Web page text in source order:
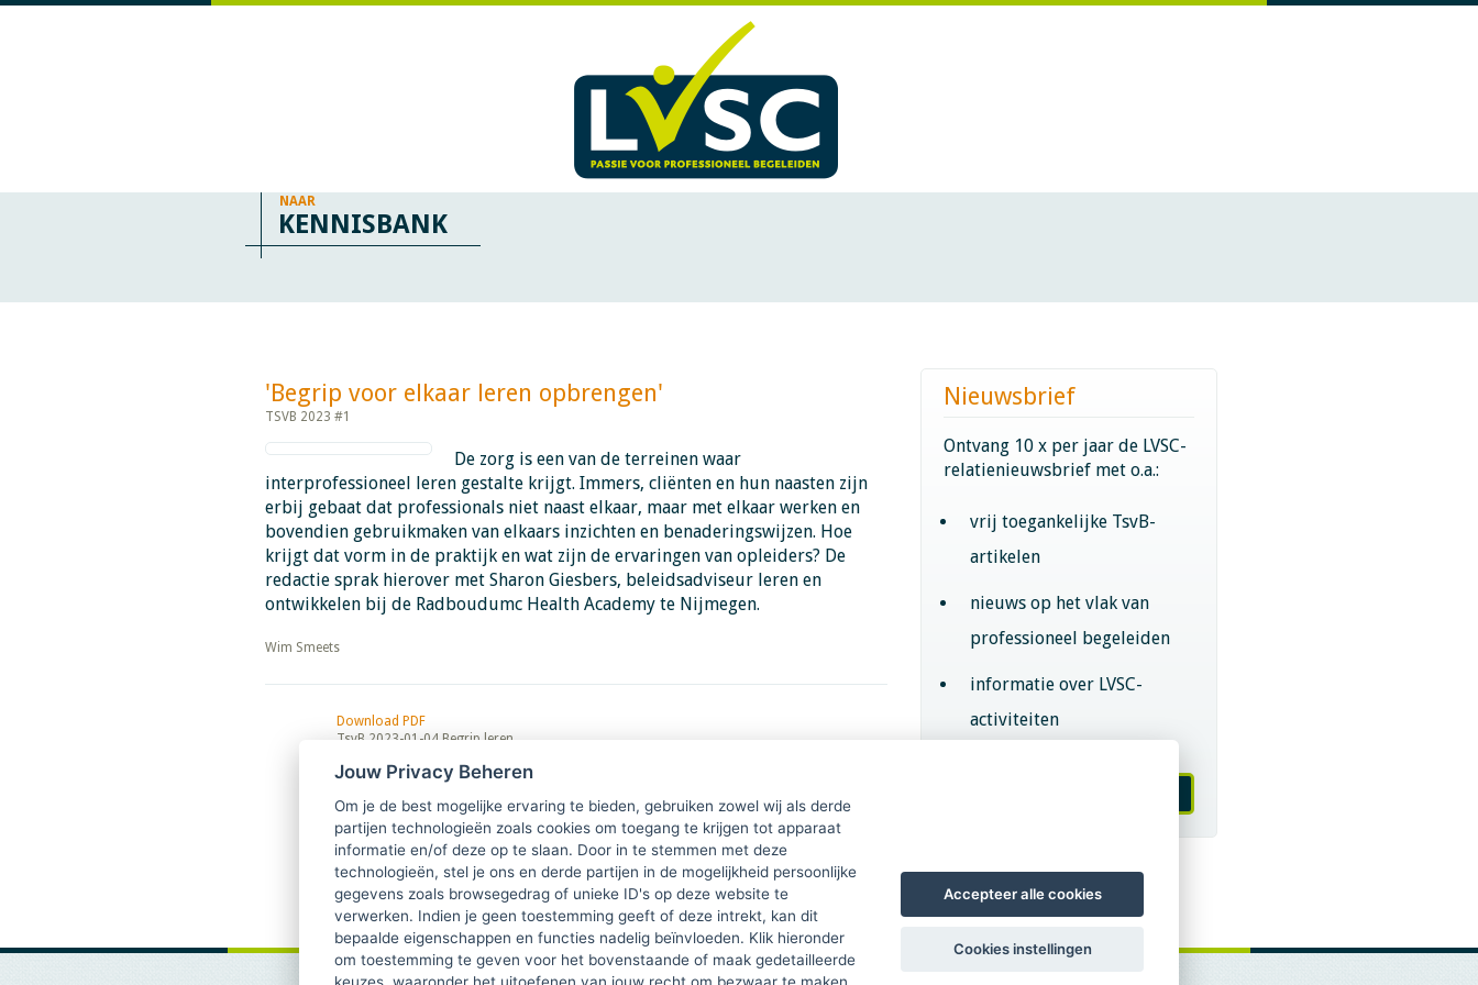
NAAR
KENNISBANK
'Begrip voor elkaar leren opbrengen'​​​​​​
TSVB 2023 #1
De zorg is een van de terreinen waar
interprofessioneel leren gestalte krijgt. Immers, cliënten en hun naasten zijn
erbij gebaat dat professionals niet naast elkaar, maar met elkaar werken en
bovendien gebruikmaken van elkaars inzichten en benaderingswijzen. Hoe
krijgt dat vorm in de praktijk en wat zijn de ervaringen van opleiders? De
redactie sprak hierover met Sharon Giesbers, beleidsadviseur leren en
ontwikkelen bij de Radboudumc Health Academy te Nijmegen.
​​​​​​​Wim Smeets
Download PDF
TsvB 2023-01-04 Begrip leren
Nieuwsbrief
Ontvang 10 x per jaar de LVSC-
relatienieuwsbrief met o.a.:
vrij toegankelijke TsvB-
artikelen
nieuws op het vlak van
professioneel begeleiden
informatie over LVSC-
activiteiten
Jouw Privacy Beheren
Om je de best mogelijke ervaring te bieden, gebruiken zowel wij als derde
partijen technologieën zoals cookies om toegang te krijgen tot apparaat
informatie en/of deze op te slaan. Door in te stemmen met deze
technologieën, stel je ons en derde partijen in de mogelijkheid persoonlijke
gegevens zoals browsegedrag of unieke ID's op deze website te
verwerken. Indien je geen toestemming geeft of deze intrekt, kan dit
bepaalde eigenschappen en functies nadelig beïnvloeden. Klik hieronder
om toestemming te geven voor het bovenstaande of maak gedetailleerde
Accepteer alle cookies
Cookies instellingen